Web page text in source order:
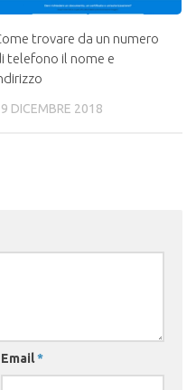
trovare da un numero
telefono il nome e
DICEMBRE 2018
Email*